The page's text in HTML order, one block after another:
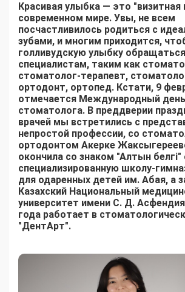
Красивая улыбка — это "визитная
современном мире. Увы, не всем
посчастливилось родиться с
зубами, и многим приходится,
голливудскую улыбку
специалистам, таким как
стоматолог-терапевт,
ортодонт, ортопед. Кстати, 9
отмечается Международный день
стоматолога. В преддверии
врачей мы встретились с
непростой профессии, со
ортодонтом Акерке
окончила со знаком "Алтын
специализированную школу-
для одаренных детей им. Абая, а
Казахский Национальный
университет имени С. Д.
года работает в
"ДентАрт".